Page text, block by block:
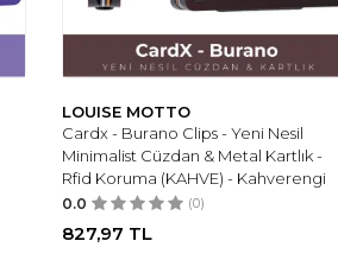
LOUISE MOTTO
Cardx - Burano Clips - Yeni Nesil
Minimalist Cüzdan & Metal Kartlık -
Rfid Koruma (KAHVE) - Kahverengi
0.0 (0)
827,97 TL